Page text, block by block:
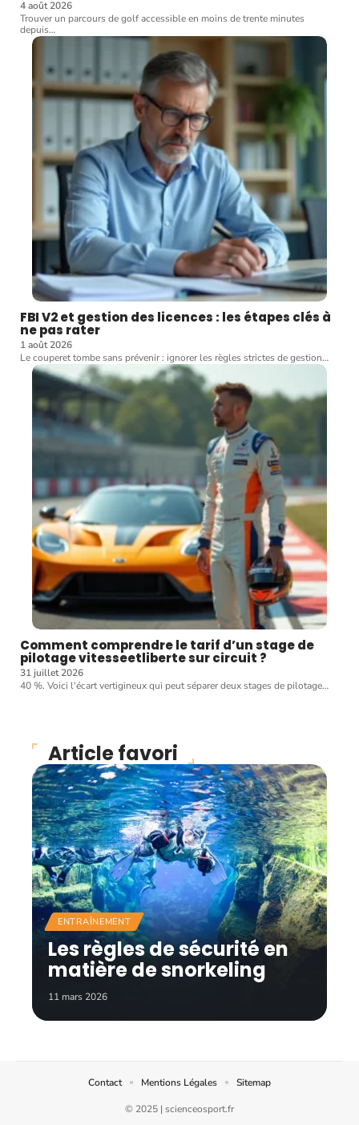
4 août 2026
Trouver un parcours de golf accessible en moins de trente minutes
depuis…
FBI V2 et gestion des licences : les étapes clés à
ne pas rater
1 août 2026
Le couperet tombe sans prévenir : ignorer les règles strictes de gestion…
Comment comprendre le tarif d’un stage de
pilotage vitesseetliberte sur circuit ?
31 juillet 2026
40 %. Voici l'écart vertigineux qui peut séparer deux stages de pilotage…
Article favori
ENTRAÎNEMENT
Les règles de sécurité en
matière de snorkeling
11 mars 2026
© 2025 | scienceosport.fr
Contact Mentions Légales Sitemap